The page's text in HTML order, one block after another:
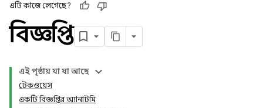
এটি কাজে লেগেছে?
বিজ্ঞপ্তি
এই পৃষ্ঠায় যা যা আছে
টেকওয়েস
একটি বিজ্ঞপ্তির অ্যানাটমি